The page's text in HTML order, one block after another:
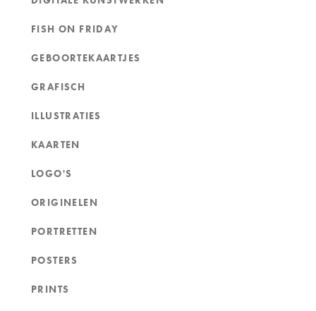
FISH ON FRIDAY
GEBOORTEKAARTJES
GRAFISCH
ILLUSTRATIES
KAARTEN
LOGO'S
ORIGINELEN
PORTRETTEN
POSTERS
PRINTS